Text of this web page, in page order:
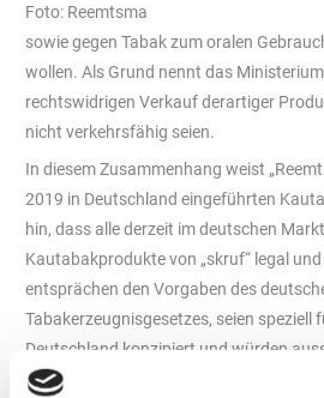
Foto: Reemtsma
sowie gegen Tabak zum oralen
wollen. Als Grund nennt das
rechtswidrigen Verkauf derartiger
nicht verkehrsfähig seien.
In diesem Zusammenhang weist
2019 in Deutschland eingeführten
hin, dass alle derzeit im deutschen
Kautabakprodukte von „skruf“ legal
entsprächen den Vorgaben des
Tabakerzeugnisgesetzes, seien speziell
Deutschland konzipiert und würden
angeboten.